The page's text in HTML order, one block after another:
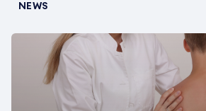
NEWS